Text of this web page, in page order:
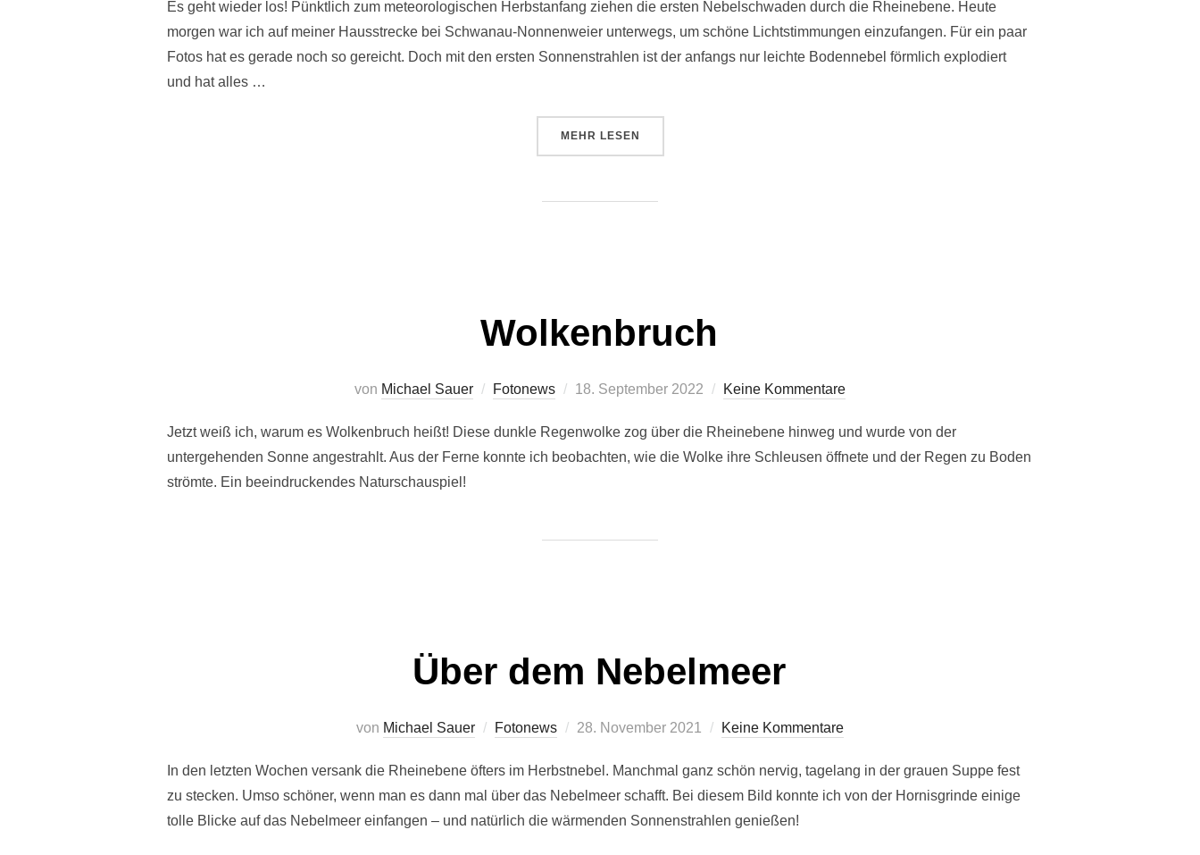
Es geht wieder los! Pünktlich zum meteorologischen Herbstanfang ziehen die ersten Nebelschwaden durch die Rheinebene. Heute
morgen war ich auf meiner Hausstrecke bei Schwanau-Nonnenweier unterwegs, um schöne Lichtstimmungen einzufangen. Für ein paar
Fotos hat es gerade noch so gereicht. Doch mit den ersten Sonnenstrahlen ist der anfangs nur leichte Bodennebel förmlich explodiert
und hat alles …
MEHR ÜBER „DER ERSTE HERBSTNEBEL IST DA“
LESEN
Wolkenbruch
von Michael Sauer Fotonews
Veröffentlicht
18. September 2022 Keine Kommentare
Jetzt weiß ich, warum es Wolkenbruch heißt! Diese dunkle Regenwolke zog über die Rheinebene hinweg und wurde von der
untergehenden Sonne angestrahlt. Aus der Ferne konnte ich beobachten, wie die Wolke ihre Schleusen öffnete und der Regen zu Boden
strömte. Ein beeindruckendes Naturschauspiel!
Über dem Nebelmeer
von Michael Sauer Fotonews
Veröffentlicht
28. November 2021 Keine Kommentare
In den letzten Wochen versank die Rheinebene öfters im Herbstnebel. Manchmal ganz schön nervig, tagelang in der grauen Suppe fest
zu stecken. Umso schöner, wenn man es dann mal über das Nebelmeer schafft. Bei diesem Bild konnte ich von der Hornisgrinde einige
tolle Blicke auf das Nebelmeer einfangen – und natürlich die wärmenden Sonnenstrahlen genießen!